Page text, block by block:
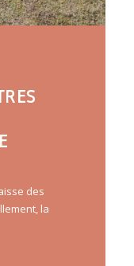
des
la